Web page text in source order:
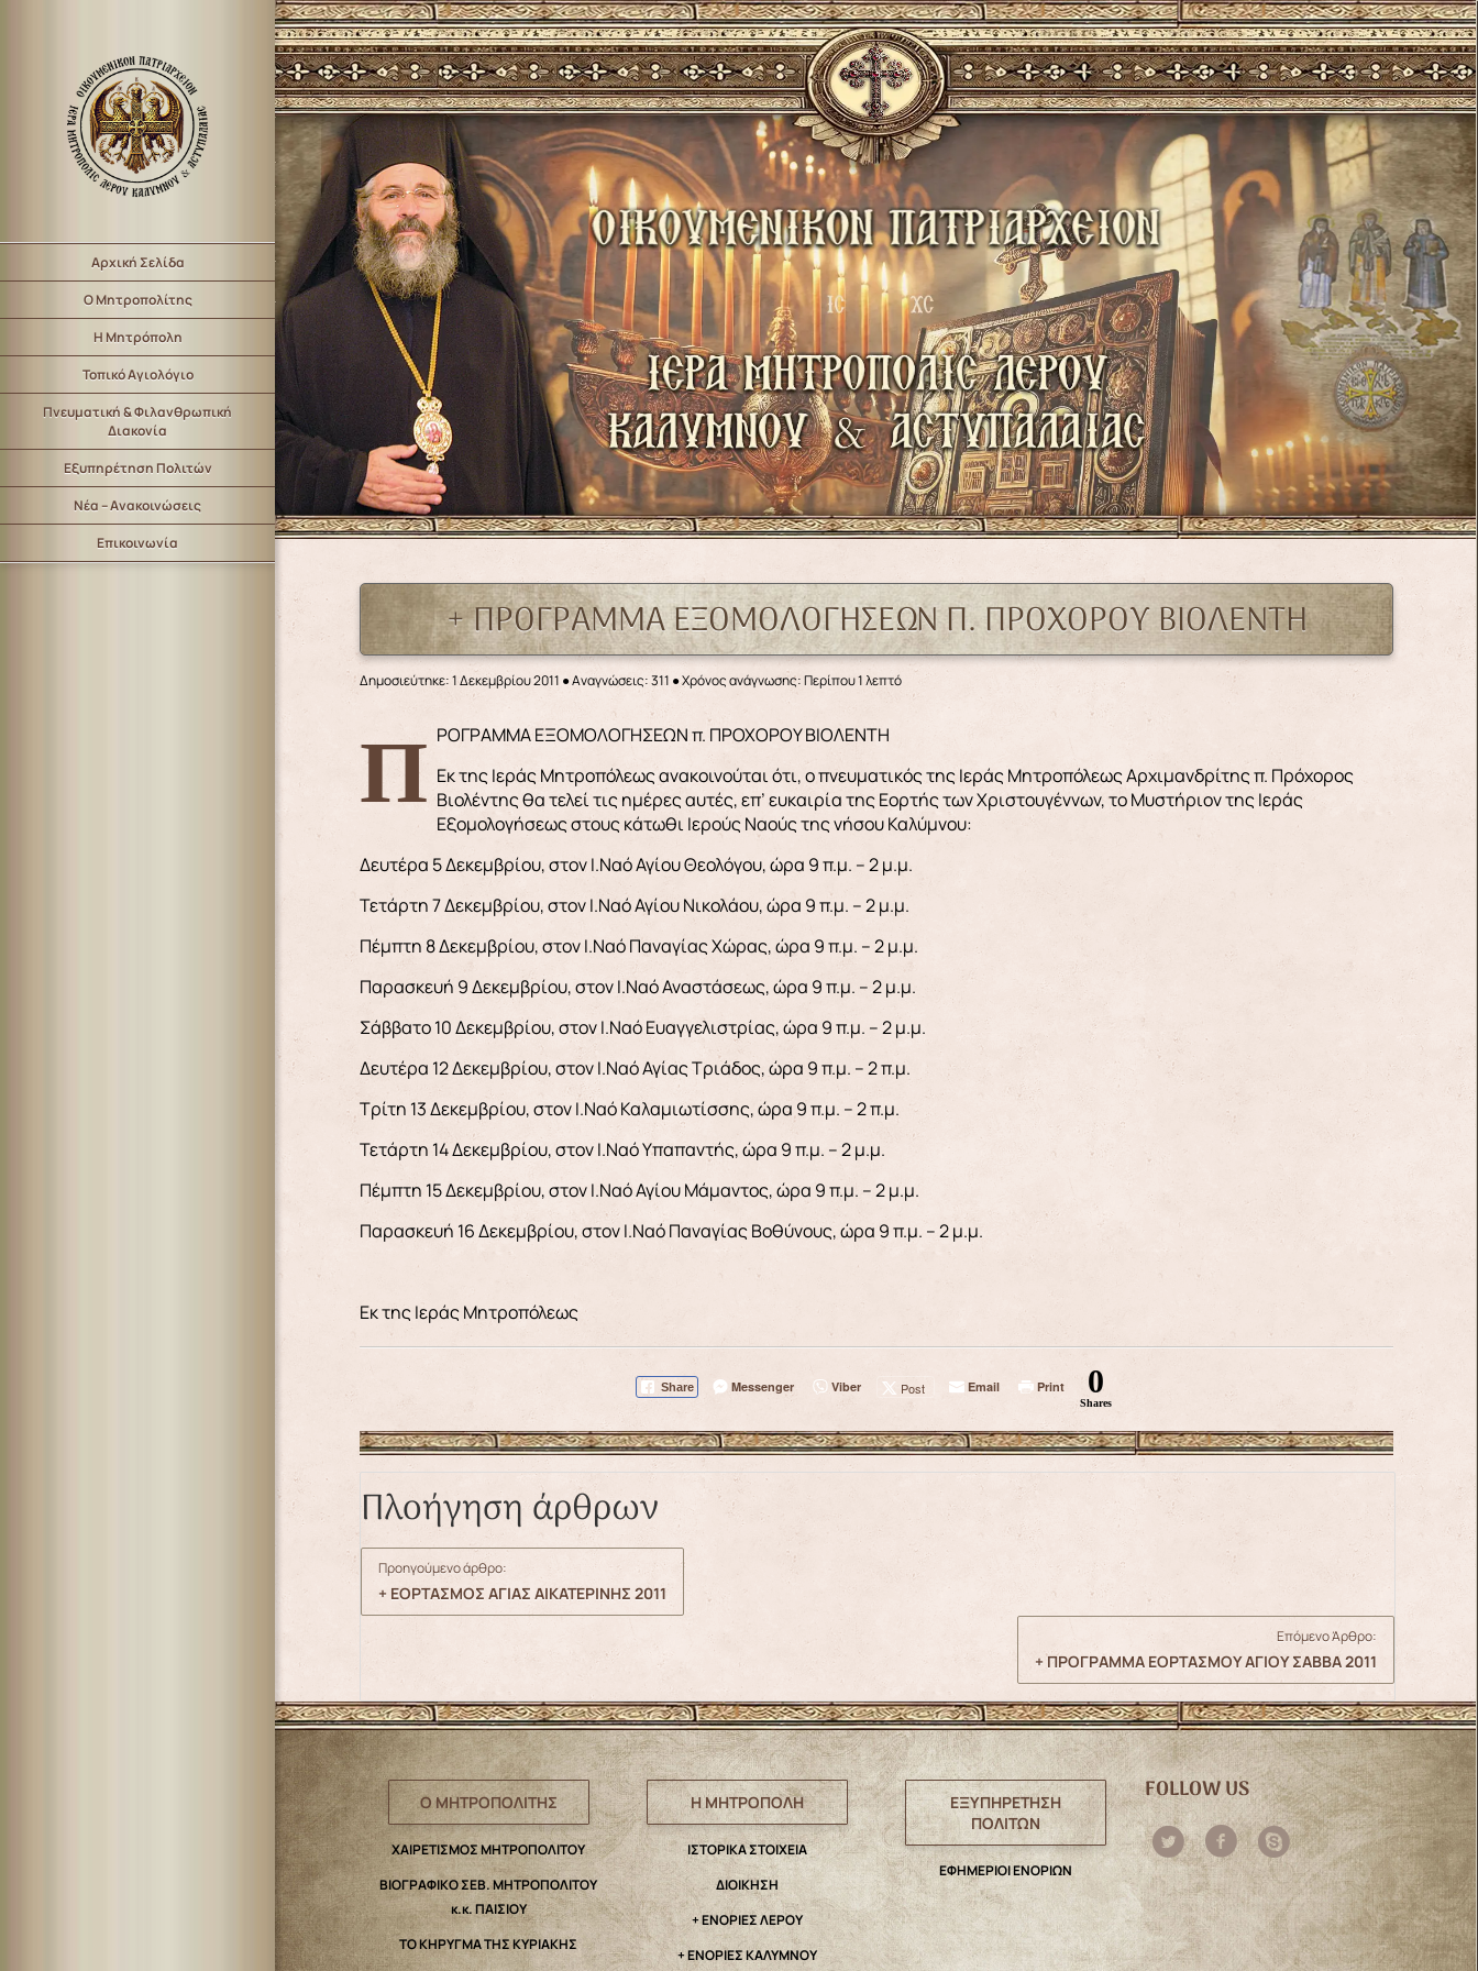
Αρχική Σελίδα
Ο Μητροπολίτης
Η Μητρόπολη
Τοπικό Αγιολόγιο
Πνευματική & Φιλανθρωπική
Διακονία
Εξυπηρέτηση Πολιτών
Νέα – Ανακοινώσεις
Επικοινωνία
+ ΠΡΟΓΡΑΜΜΑ ΕΞΟΜΟΛΟΓΗΣΕΩΝ Π. ΠΡΟΧΟΡΟΥ ΒΙΟΛΕΝΤΗ
Δημοσιεύτηκε: 1 Δεκεμβρίου 2011 ●Αναγνώσεις: 311 ● Χρόνος ανάγνωσης: Περίπου 1 λεπτό
ΠΡΟΓΡΑΜΜΑ ΕΞΟΜΟΛΟΓΗΣΕΩΝ π. ΠΡΟΧΟΡΟΥ ΒΙΟΛΕΝΤΗ
Εκ της Ιεράς Μητροπόλεως ανακοινούται ότι, ο πνευματικός της Ιεράς Μητροπόλεως Αρχιμανδρίτης π. Πρόχορος
Βιολέντης θα τελεί τις ημέρες αυτές, επ’ ευκαιρία της Εορτής των Χριστουγέννων, το Μυστήριον της Ιεράς
Εξομολογήσεως στους κάτωθι Ιερούς Ναούς της νήσου Καλύμνου:
Δευτέρα 5 Δεκεμβρίου, στον Ι.Ναό Αγίου Θεολόγου, ώρα 9 π.μ. – 2 μ.μ.
Τετάρτη 7 Δεκεμβρίου, στον Ι.Ναό Αγίου Νικολάου, ώρα 9 π.μ. – 2 μ.μ.
Πέμπτη 8 Δεκεμβρίου, στον Ι.Ναό Παναγίας Χώρας, ώρα 9 π.μ. – 2 μ.μ.
Παρασκευή 9 Δεκεμβρίου, στον Ι.Ναό Αναστάσεως, ώρα 9 π.μ. – 2 μ.μ.
Σάββατο 10 Δεκεμβρίου, στον Ι.Ναό Ευαγγελιστρίας, ώρα 9 π.μ. – 2 μ.μ.
Δευτέρα 12 Δεκεμβρίου, στον Ι.Ναό Αγίας Τριάδος, ώρα 9 π.μ. – 2 π.μ.
Τρίτη 13 Δεκεμβρίου, στον Ι.Ναό Καλαμιωτίσσης, ώρα 9 π.μ. – 2 π.μ.
Τετάρτη 14 Δεκεμβρίου, στον Ι.Ναό Υπαπαντής, ώρα 9 π.μ. – 2 μ.μ.
Πέμπτη 15 Δεκεμβρίου, στον Ι.Ναό Αγίου Μάμαντος, ώρα 9 π.μ. – 2 μ.μ.
Παρασκευή 16 Δεκεμβρίου, στον Ι.Ναό Παναγίας Βοθύνους, ώρα 9 π.μ. – 2 μ.μ.
Εκ της Ιεράς Μητροπόλεως
Share Messenger Viber Post Email Print 0
Shares
Πλοήγηση άρθρων
Προηγούμενο άρθρο:
+ ΕΟΡΤΑΣΜΟΣ ΑΓΙΑΣ ΑΙΚΑΤΕΡΙΝΗΣ 2011
Επόμενο Άρθρο:
+ ΠΡΟΓΡΑΜΜΑ ΕΟΡΤΑΣΜΟΥ ΑΓΙΟΥ ΣΑΒΒΑ 2011
Ο ΜΗΤΡΟΠΟΛΙΤΗΣ
ΧΑΙΡΕΤΙΣΜΟΣ ΜΗΤΡΟΠΟΛΙΤΟΥ
ΒΙΟΓΡΑΦΙΚΟ ΣΕΒ. ΜΗΤΡΟΠΟΛΙΤΟΥ
κ.κ. ΠΑΙΣΙΟΥ
ΤΟ ΚΗΡΥΓΜΑ ΤΗΣ ΚΥΡΙΑΚΗΣ
Η ΜΗΤΡΟΠΟΛΗ
IΣΤΟΡΙΚΑ ΣΤΟΙΧΕΙΑ
ΔΙΟΙΚΗΣΗ
+ ΕΝΟΡΙΕΣ ΛΕΡΟΥ
+ ΕΝΟΡΙΕΣ ΚΑΛΥΜΝΟΥ
ΕΞΥΠΗΡΕΤΗΣΗ
ΠΟΛΙΤΩΝ
ΕΦΗΜΕΡΙΟΙ ΕΝΟΡΙΩΝ
FOLLOW US